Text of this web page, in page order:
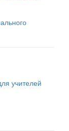
учителей